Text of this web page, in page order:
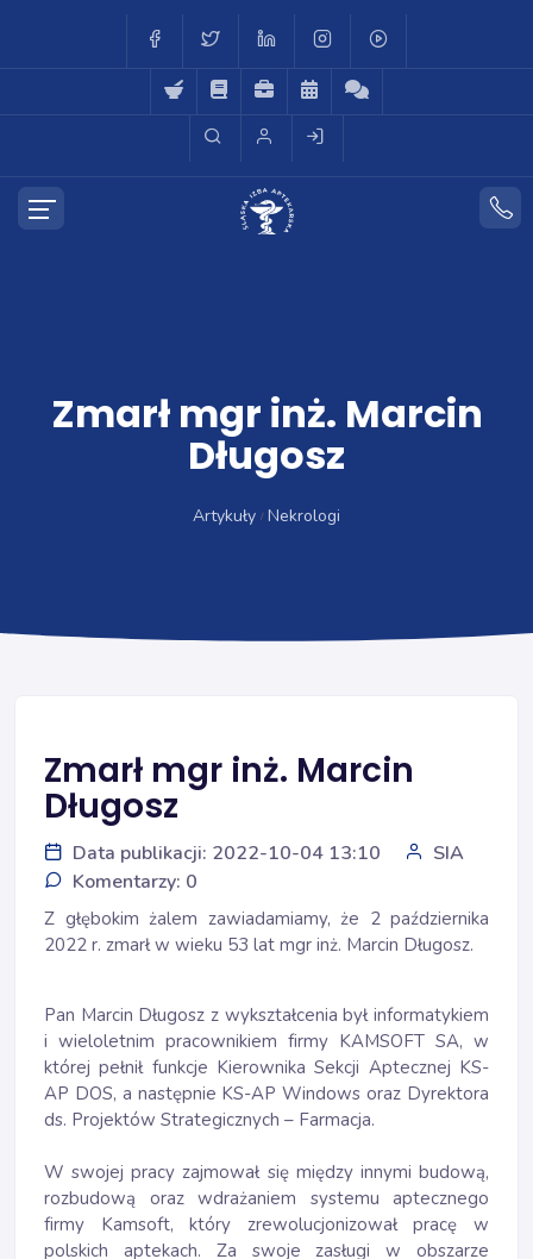
Zmarł mgr inż. Marcin
Długosz
Artykuły Nekrologi
Zmarł mgr inż. Marcin
Długosz
Data publikacji: 2022-10-04 13:10
SIA
Komentarzy: 0
Z głębokim żalem zawiadamiamy, że 2 października
2022 r. zmarł w wieku 53 lat mgr inż. Marcin Długosz.
Pan Marcin Długosz z wykształcenia był informatykiem
i wieloletnim pracownikiem firmy KAMSOFT SA, w
której pełnił funkcje Kierownika Sekcji Aptecznej KS-
AP DOS, a następnie KS-AP Windows oraz Dyrektora
ds. Projektów Strategicznych – Farmacja.
W swojej pracy zajmował się między innymi budową,
rozbudową oraz wdrażaniem systemu aptecznego
firmy Kamsoft, który zrewolucjonizował pracę w
polskich aptekach. Za swoje zasługi w obszarze